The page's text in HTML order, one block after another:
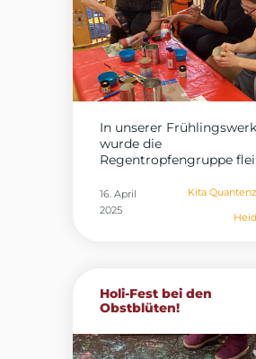
In unserer
wurde die
Regentropfengruppe
16. April
2025
Kita
Holi-Fest bei den
Obstblüten!